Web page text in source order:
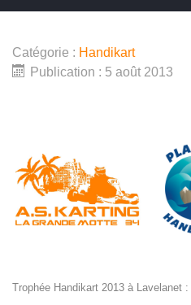
Catégorie : Handikart
Publication : 5 août 2013
Trophée Handikart 2013 à Lavelanet :